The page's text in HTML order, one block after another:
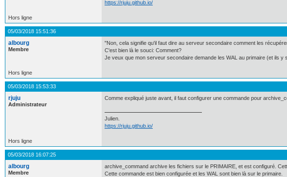
https://rjuju.github.io/
Hors ligne
05/03/2018 15:51:36
albourg
Membre
"Non, cela signifie qu'il faut dire au serveur secondaire comment les
C'est bien là le souci: Comment?
Je veux que mon serveur secondaire demande les WAL au primaire (et ils y
Hors ligne
05/03/2018 15:53:33
rjuju
Administrateur
Comme expliqué juste avant, il faut configurer une commande pour
Julien.
https://rjuju.github.io/
Hors ligne
05/03/2018 16:07:25
albourg
Membre
archive_command archive les fichiers sur le PRIMAIRE, et est configuré.
Cette commande est bien configurée et les WAL sont bien là sur le primaire.